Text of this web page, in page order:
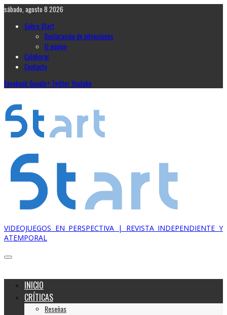
sábado, agosto 8 2026
Sobre Start
Declaración de intenciones
El equipo
Colaborar
Contacto
FacebookGoogle+ TwitterYoutube
VIDEOJUEGOS EN PERSPECTIVA | REVISTA INDEPENDIENTE Y
ATEMPORAL
INICIO
CRÍTICAS
Reseñas